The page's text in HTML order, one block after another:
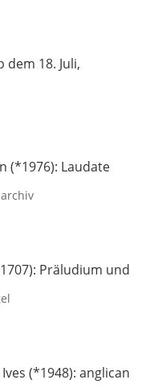
18. Juli,
(*1976): Laudate
Präludium und
(*1948): anglican